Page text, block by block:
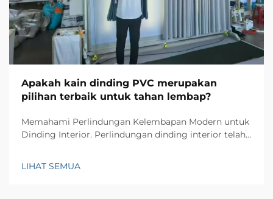
Apakah kain dinding PVC merupakan
pilihan terbaik untuk tahan lembap?
Memahami Perlindungan Kelembapan Modern untuk
Dinding Interior. Perlindungan dinding interior telah
untuk kedap air di rumah dan ruang komersial. Solusi
LIHAT SEMUA